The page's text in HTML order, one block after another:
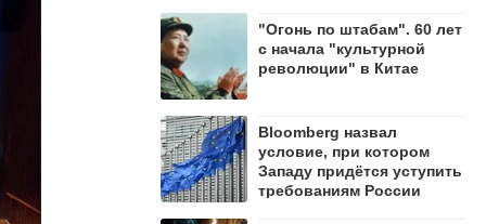
"Огонь по штабам". 60 лет
с начала "культурной
революции" в Китае
Bloomberg назвал
условие, при котором
Западу придётся уступить
требованиям России